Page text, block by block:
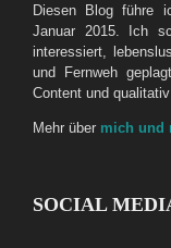
Diesen Blog führe
Januar 2015. Ich
interessiert,
und Fernweh
Content und
Mehr über mich und
SOCIAL